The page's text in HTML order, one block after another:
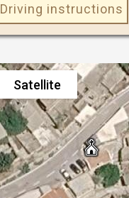
Driving instructions
Satellite